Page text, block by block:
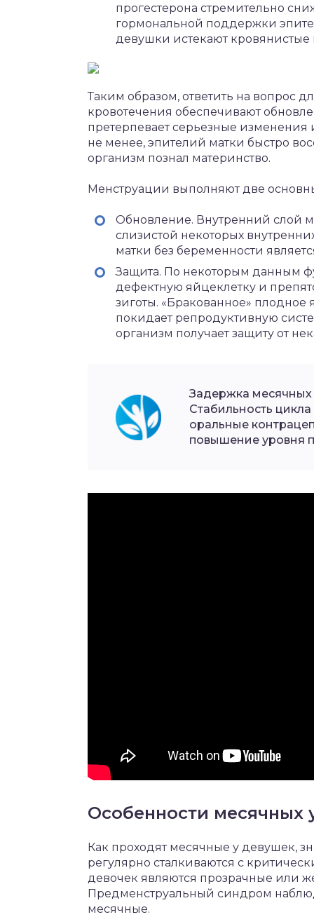
прогестерона стремительно
гормональной поддержки
девушки истекают
Таким образом, ответить на вопрос
кровотечения обеспечивают
претерпевает серьезные изменения
не менее, эпителий матки быстро
организм познал материнство.
Менструации выполняют две
Обновление. Внутренний слой
слизистой некоторых
матки без беременности
Защита. По некоторым данным
дефектную яйцеклетку и
зиготы. «Бракованное»
покидает репродуктивную
организм получает защиту от
Задержка месячных
Стабильность
оральные
повышение уровня
Особенности месячных
Как проходят месячные у девушек,
регулярно сталкиваются с
девочек являются прозрачные или
Предменструальный синдром
месячные.